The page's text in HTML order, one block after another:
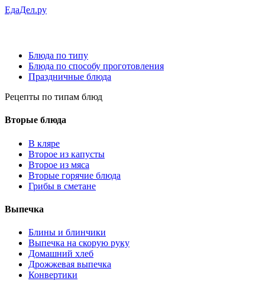
ЕдаДел.ру
Блюда по типу
Блюда по способу проготовления
Праздничные блюда
Рецепты по типам блюд
Вторые блюда
В кляре
Второе из капусты
Второе из мяса
Вторые горячие блюда
Грибы в сметане
Выпечка
Блины и блинчики
Выпечка на скорую руку
Домашний хлеб
Дрожжевая выпечка
Конвертики